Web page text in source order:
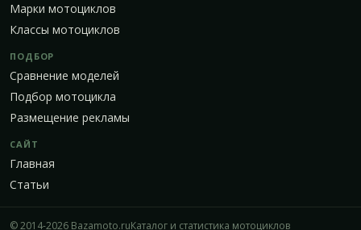
Марки мотоциклов
Классы мотоциклов
ПОДБОР
Сравнение моделей
Подбор мотоцикла
Размещение рекламы
САЙТ
Главная
Статьи
© 2014-2026 Bazamoto.ruКаталог и статистика мотоциклов